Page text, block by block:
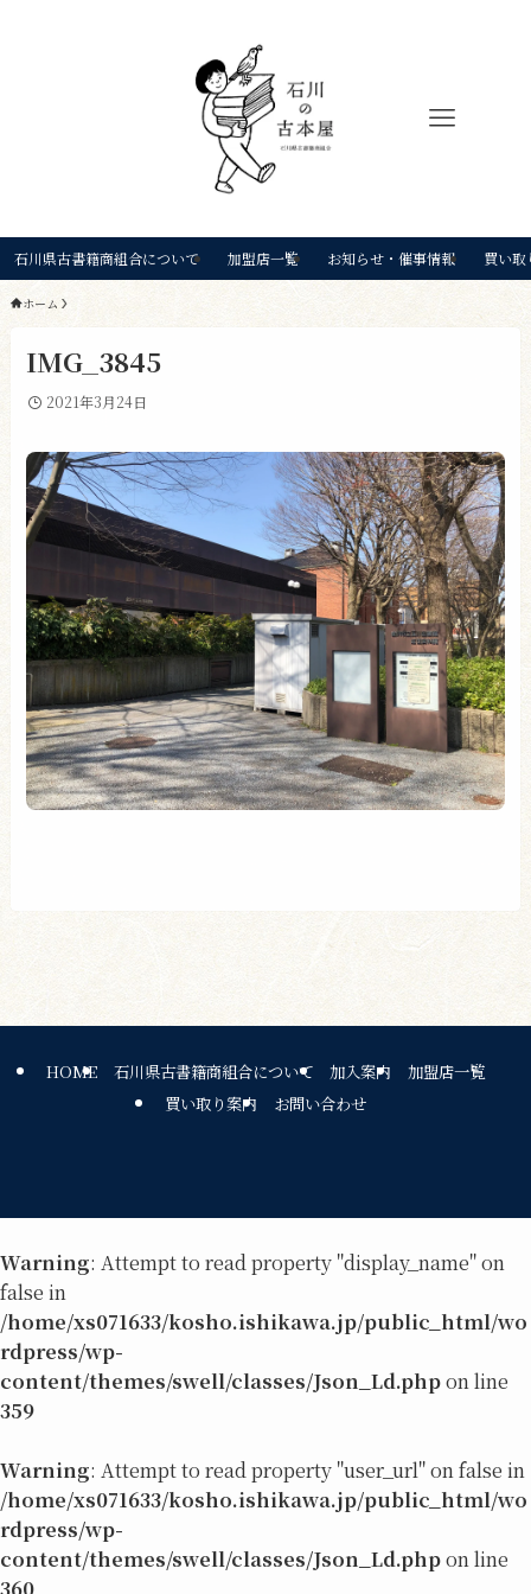
石川県古書籍商組合について 加盟店一覧 お知らせ・催事情報 買い取
ホーム
IMG_3845
2021年3月24日
HOME 石川県古書籍商組合について 加入案内
加盟店一覧
買い取り案内
お問い合わせ
Warning: Attempt to read property "display_name" on
false in
/home/xs071633/kosho.ishikawa.jp/public_html/wo
rdpress/wp-
content/themes/swell/classes/Json_Ld.phpon line
359
Warning: Attempt to read property "user_url" on false in
/home/xs071633/kosho.ishikawa.jp/public_html/wo
rdpress/wp-
content/themes/swell/classes/Json_Ld.phpon line
360